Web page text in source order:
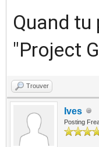
Quand
"Project
Trouver
Ives
Posting